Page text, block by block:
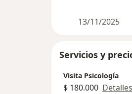
13/11/2025
Servicios y
Visita Psicología
$ 180.000 Detalles